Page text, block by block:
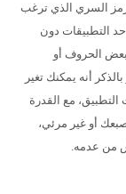
السري الذي ترغب
التطبيقات دون
بعض الحروف أو
أنه يمكنك تغير
مع القدرة
أو غير مرئي،
من عدمه.